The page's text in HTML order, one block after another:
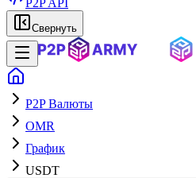
P2P API
Свернуть
P2P Валюты
OMR
График
USDT